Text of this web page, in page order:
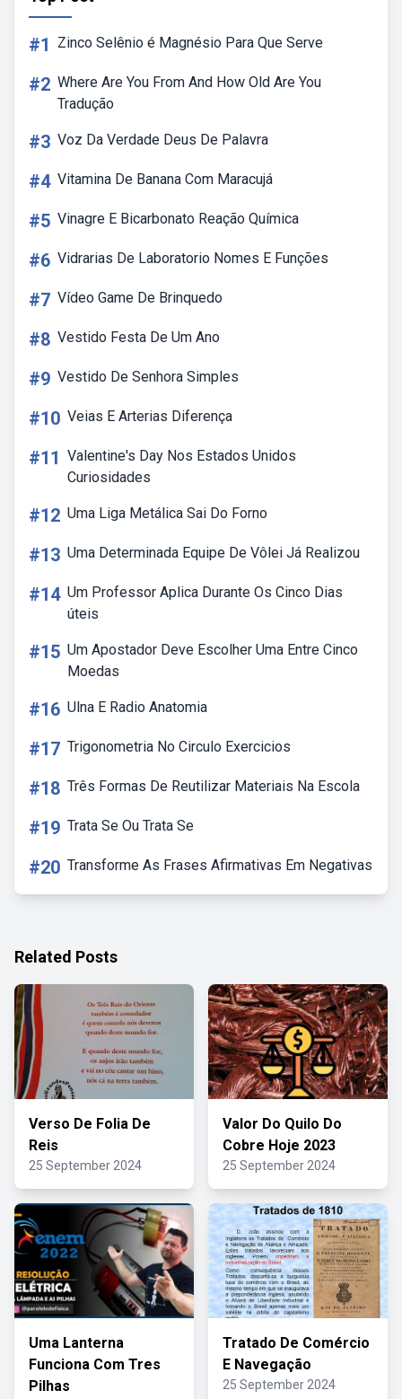
#1 Zinco Selênio é Magnésio Para Que Serve
#2 Where Are You From And How Old Are You
Tradução
#3 Voz Da Verdade Deus De Palavra
#4 Vitamina De Banana Com Maracujá
#5 Vinagre E Bicarbonato Reação Química
#6 Vidrarias De Laboratorio Nomes E Funções
#7 Vídeo Game De Brinquedo
#8 Vestido Festa De Um Ano
#9 Vestido De Senhora Simples
#10 Veias E Arterias Diferença
#11 Valentine's Day Nos Estados Unidos
Curiosidades
#12 Uma Liga Metálica Sai Do Forno
#13 Uma Determinada Equipe De Vôlei Já Realizou
#14 Um Professor Aplica Durante Os Cinco Dias
úteis
#15 Um Apostador Deve Escolher Uma Entre Cinco
Moedas
#16 Ulna E Radio Anatomia
#17 Trigonometria No Circulo Exercicios
#18 Três Formas De Reutilizar Materiais Na Escola
#19 Trata Se Ou Trata Se
#20 Transforme As Frases Afirmativas Em Negativas
Related Posts
Verso De Folia De
Reis
25 September 2024
Valor Do Quilo Do
Cobre Hoje 2023
25 September 2024
Uma Lanterna
Funciona Com Tres
Pilhas
Tratado De Comércio
E Navegação
25 September 2024